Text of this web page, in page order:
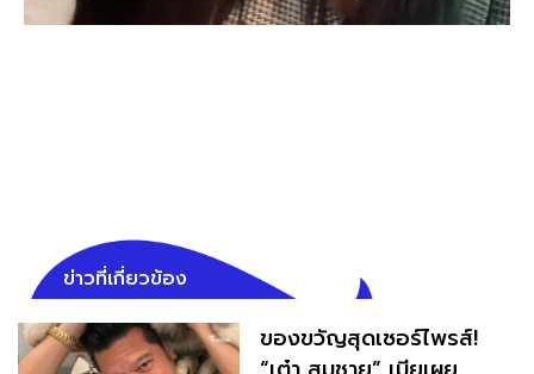
ข่าวที่เกี่ยวข้อง
ของขวัญสุดเซอร์ไพรส์!